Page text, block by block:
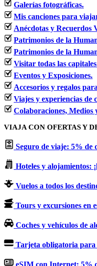
Galerías fotográficas.
Mis canciones para
Anécdotas y Recuerdos
Patrimonios de la
Patrimonios de la
Visitar todas las
Eventos y Exposiciones.
Accesorios y regalos
Viajes y experiencias de
Colaboraciones, Medios
VIAJA CON OFERTAS Y
Seguro de viaje: 5% de
Hoteles y alojamientos:
Vuelos a todos los
Tours y excursiones en
Coches y vehículos de
Tarjeta obligatoria